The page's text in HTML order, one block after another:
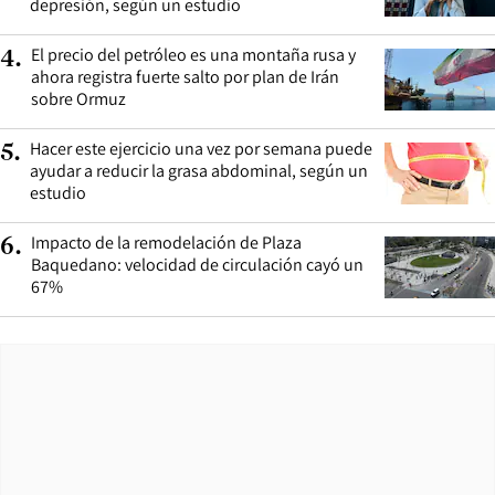
depresión, según un estudio
4. El precio del petróleo es una montaña rusa y
ahora registra fuerte salto por plan de Irán
sobre Ormuz
5. Hacer este ejercicio una vez por semana puede
ayudar a reducir la grasa abdominal, según un
estudio
6. Impacto de la remodelación de Plaza
Baquedano: velocidad de circulación cayó un
67%